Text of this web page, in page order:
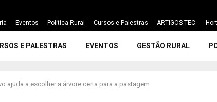
Eventos Política Rural Cursos e Palestras ARTIGOS TEC.
E PALESTRAS EVENTOS GESTÃO RURAL
ajuda a escolher a árvore certa para a pastagem